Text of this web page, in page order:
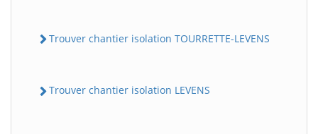
Trouver chantier isolation TOURRETTE-LEVENS
Trouver chantier isolation LEVENS